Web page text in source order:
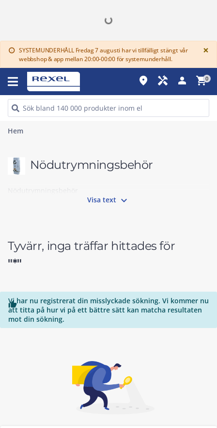
info SYSTEMUNDERHÅLL Fredag 7 augusti har vi tillfälligt stängt vår
webbshop & app mellan 20:00-00:00 för systemunderhåll.
×
place handyman person shopping_cart0
Hem
Nödutrymningsbehör
Visa text 
Tyvärr, inga träffar hittades för
"*"

Vi har nu registrerat din misslyckade sökning. Vi kommer nu
att titta på hur vi på ett bättre sätt kan matcha resultaten
mot din sökning.